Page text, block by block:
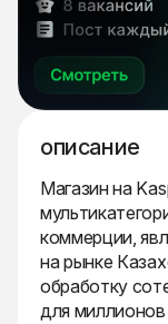
описание
Магазин на
коммерции,
на рынке
обработку
для